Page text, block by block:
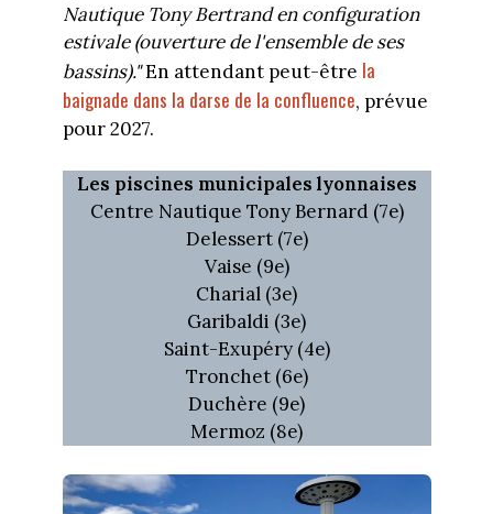
Nautique Tony Bertrand en configuration
estivale (ouverture de l'ensemble de ses
bassins)."En attendant peut-être la
baignade dans la darse de la confluence, prévue
pour 2027.
Les piscines municipales lyonnaises
Centre Nautique Tony Bernard (7e)
Delessert (7e)
Vaise (9e)
Charial (3e)
Garibaldi (3e)
Saint-Exupéry (4e)
Tronchet (6e)
Duchère (9e)
Mermoz (8e)